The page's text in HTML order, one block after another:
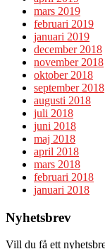
mars 2019
februari 2019
januari 2019
december 2018
november 2018
oktober 2018
september 2018
augusti 2018
juli 2018
juni 2018
maj 2018
april 2018
mars 2018
februari 2018
januari 2018
Nyhetsbrev
Vill du få ett